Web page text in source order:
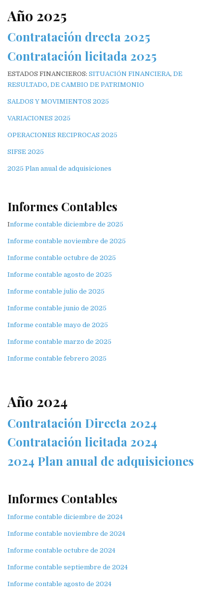
Año 2025
Contratación drecta 2025
Contratación licitada 2025
ESTADOS FINANCIEROS: SITUACIÓN FINANCIERA, DE
RESULTADO, DE CAMBIO DE PATRIMONIO
SALDOS Y MOVIMIENTOS 2025
VARIACIONES 2025
OPERACIONES RECIPROCAS 2025
SIFSE 2025
2025 Plan anual de adquisiciones
Informes Contables
Informe contable diciembre de 2025
Informe contable noviembre de 2025
Informe contable octubre de 2025
Informe contable agosto de 2025
Informe contable julio de 2025
Informe contable junio de 2025
Informe contable mayo de 2025
Informe contable marzo de 2025
Informe contable febrero 2025
Año 2024
Contratación Directa 2024
Contratación licitada 2024
2024 Plan anual de adquisiciones
Informes Contables
Informe contable diciembre de 2024
Informe contable noviembre de 2024
Informe contable octubre de 2024
Informe contable septiembre de 2024
Informe contable agosto de 2024